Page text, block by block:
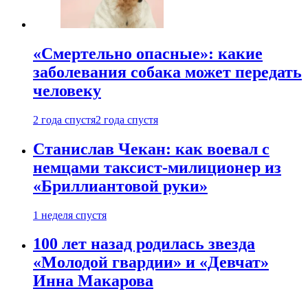
«Смертельно опасные»: какие
заболевания собака может передать
человеку
2 года спустя2 года спустя
Станислав Чекан: как воевал с
немцами таксист-милиционер из
«Бриллиантовой руки»
1 неделя спустя
100 лет назад родилась звезда
«Молодой гвардии» и «Девчат»
Инна Макарова